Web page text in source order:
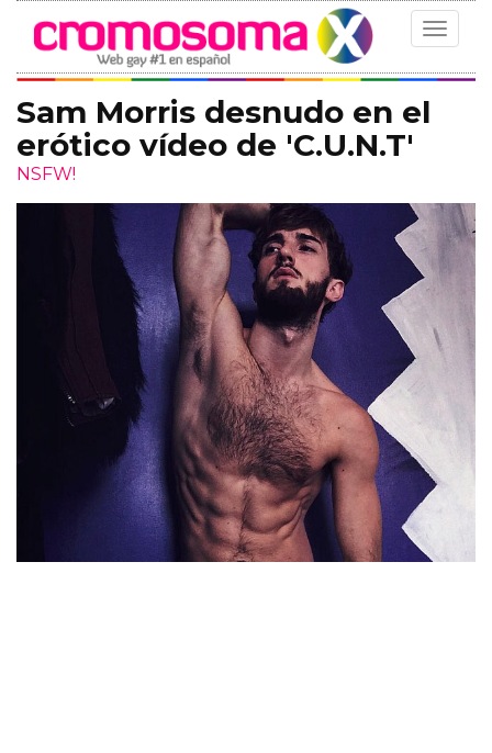
Toggle
Sam Morris desnudo en el
erótico vídeo de 'C.U.N.T'
NSFW!